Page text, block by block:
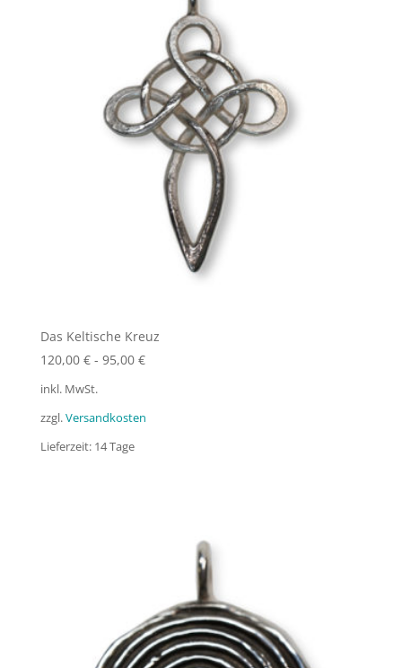
Das Keltische Kreuz
120,00 €- 95,00 €
inkl. MwSt.
zzgl.Versandkosten
Lieferzeit: 14 Tage